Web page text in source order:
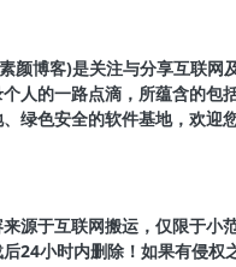
颜博客)是关注与分享互联网
人的一路点滴，所蕴含的包
绿色安全的软件基地，欢迎
源于互联网搬运，仅限于小
24小时内删除！如果有侵权